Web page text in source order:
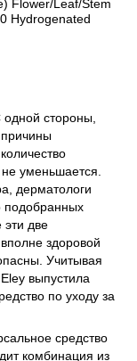
Flower/Leaf/Stem
Hydrogenated
стороны,
уменьшается.
дерматологи
подобранных
две
здоровой
Учитывая
выпустила
по уходу за
средство
комбинация из